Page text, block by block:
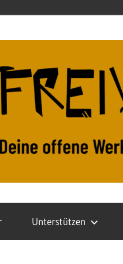
Unterstützen